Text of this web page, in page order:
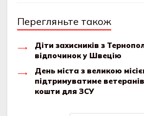
Перегляньте також
Діти захисників з
відпочинок у Швецію
День міста з великою
підтримуватиме
кошти для ЗСУ